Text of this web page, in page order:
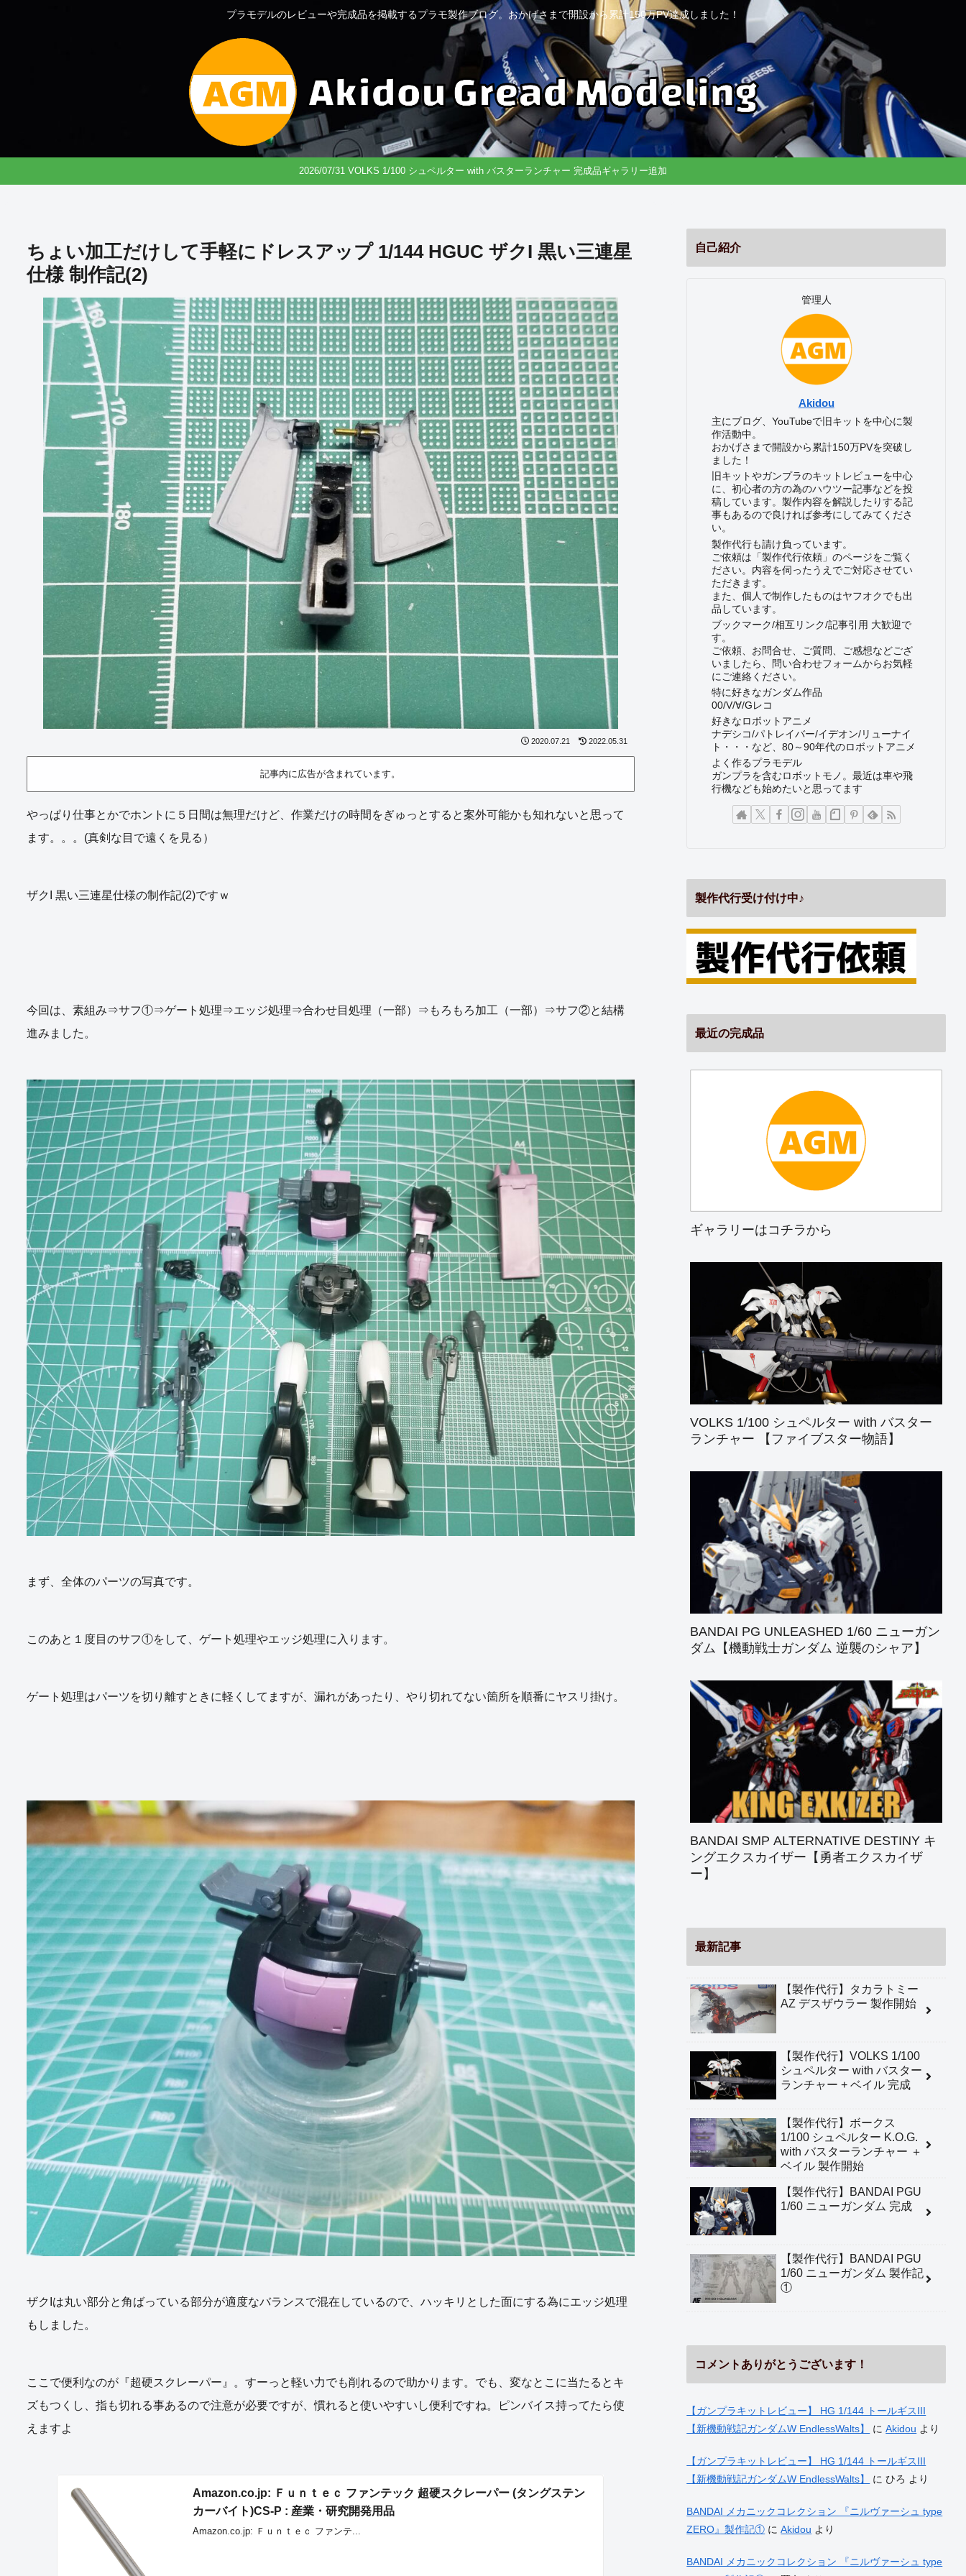
プラモデルのレビューや完成品を掲載するプラモ製作ブログ。おかげさまで開設から累計150万PV達成しました！
2026/07/31 VOLKS 1/100 シュペルター with バスターランチャー 完成品ギャラリー追加
ちょい加工だけして手軽にドレスアップ 1/144 HGUC ザクI 黒い三連星
仕様 制作記(2)
2020.07.21 2022.05.31
記事内に広告が含まれています。
やっぱり仕事とかでホントに５日間は無理だけど、作業だけの時間をぎゅっとすると案外可能かも知れないと思って
ます。。。(真剣な目で遠くを見る）
ザクI 黒い三連星仕様の制作記(2)ですｗ
今回は、素組み⇒サフ①⇒ゲート処理⇒エッジ処理⇒合わせ目処理（一部）⇒もろもろ加工（一部）⇒サフ②と結構
進みました。
まず、全体のパーツの写真です。
このあと１度目のサフ①をして、ゲート処理やエッジ処理に入ります。
ゲート処理はパーツを切り離すときに軽くしてますが、漏れがあったり、やり切れてない箇所を順番にヤスリ掛け。
ザクIは丸い部分と角ばっている部分が適度なバランスで混在しているので、ハッキリとした面にする為にエッジ処理
もしました。
ここで便利なのが『超硬スクレーパー』。すーっと軽い力でも削れるので助かります。でも、変なとこに当たるとキ
ズもつくし、指も切れる事あるので注意が必要ですが、慣れると使いやすいし便利ですね。ピンバイス持ってたら使
えますよ
Amazon.co.jp: Ｆｕｎｔｅｃ ファンテック 超硬スクレーパー (タングステン
カーバイト)CS-P : 産業・研究開発用品
Amazon.co.jp: Ｆｕｎｔｅｃ ファンテ...
自己紹介
管理人
Akidou
主にブログ、YouTubeで旧キットを中心に製
作活動中。
おかげさまで開設から累計150万PVを突破し
ました！
旧キットやガンプラのキットレビューを中心
に、初心者の方の為のハウツー記事などを投
稿しています。製作内容を解説したりする記
事もあるので良ければ参考にしてみてくださ
い。
製作代行も請け負っています。
ご依頼は「製作代行依頼」のページをご覧く
ださい。内容を伺ったうえでご対応させてい
ただきます。
また、個人で制作したものはヤフオクでも出
品しています。
ブックマーク/相互リンク/記事引用 大歓迎で
す。
ご依頼、お問合せ、ご質問、ご感想などござ
いましたら、問い合わせフォームからお気軽
にご連絡ください。
特に好きなガンダム作品
00/V/∀/Gレコ
好きなロボットアニメ
ナデシコ/パトレイバー/イデオン/リューナイ
ト・・・など、80～90年代のロボットアニメ
よく作るプラモデル
ガンプラを含むロボットモノ。最近は車や飛
行機なども始めたいと思ってます
製作代行受け付け中♪
最近の完成品
ギャラリーはコチラから
VOLKS 1/100 シュペルター with バスター
ランチャー 【ファイブスター物語】
BANDAI PG UNLEASHED 1/60 ニューガン
ダム【機動戦士ガンダム 逆襲のシャア】
BANDAI SMP ALTERNATIVE DESTINY キ
ングエクスカイザー【勇者エクスカイザ
ー】
最新記事
【製作代行】タカラトミー
AZ デスザウラー 製作開始
【製作代行】VOLKS 1/100
シュペルター with バスター
ランチャー + ベイル 完成
【製作代行】ボークス
1/100 シュペルター K.O.G.
with バスターランチャー ＋
ベイル 製作開始
【製作代行】BANDAI PGU
1/60 ニューガンダム 完成
【製作代行】BANDAI PGU
1/60 ニューガンダム 製作記
①
コメントありがとうございます！
【ガンプラキットレビュー】 HG 1/144 トールギスIII
【新機動戦記ガンダムW EndlessWalts】
にAkidou より
【ガンプラキットレビュー】 HG 1/144 トールギスIII
【新機動戦記ガンダムW EndlessWalts】
にひろ より
BANDAI メカニックコレクション 『ニルヴァーシュ type
ZERO』製作記① にAkidou より
BANDAI メカニックコレクション 『ニルヴァーシュ type